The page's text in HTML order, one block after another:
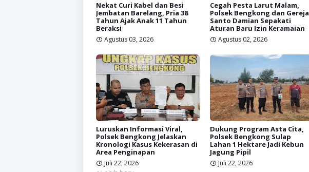
Nekat Curi Kabel dan Besi
Jembatan Barelang, Pria 38
Tahun Ajak Anak 11 Tahun
Beraksi
Agustus 03, 2026
Cegah Pesta Larut Malam,
Polsek Bengkong dan Gereja
Santo Damian Sepakati
Aturan Baru Izin Keramaian
Agustus 02, 2026
Luruskan Informasi Viral,
Polsek Bengkong Jelaskan
Kronologi Kasus Kekerasan di
Area Penginapan
Juli 22, 2026
Dukung Program Asta Cita,
Polsek Bengkong Sulap
Lahan 1 Hektare Jadi Kebun
Jagung Pipil
Juli 22, 2026